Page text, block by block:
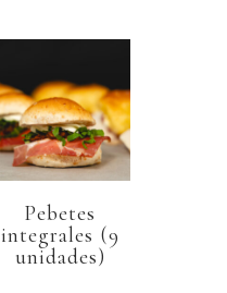
Pebetes
integrales (9
unidades)